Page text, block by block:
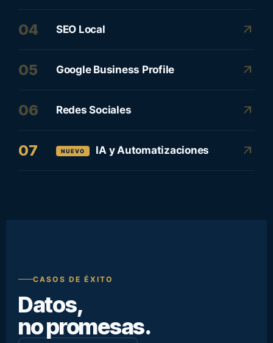
04 SEO Local arrow_outward
05 Google Business Profile arrow_outward
06 Redes Sociales arrow_outward
07 NUEVO IA y Automatizaciones arrow_outward
CASOS DE ÉXITO
Datos,
no promesas.